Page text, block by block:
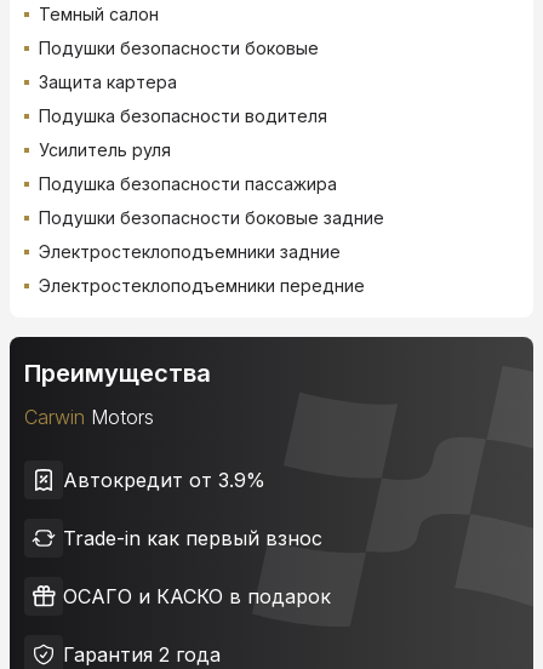
Темный салон
Подушки безопасности боковые
Защита картера
Подушка безопасности водителя
Усилитель руля
Подушка безопасности пассажира
Подушки безопасности боковые задние
Электростеклоподъемники задние
Электростеклоподъемники передние
Преимущества
Carwin Motors
Автокредит от 3.9%
Trade-in как первый взнос
ОСАГО и КАСКО в подарок
Гарантия 2 года